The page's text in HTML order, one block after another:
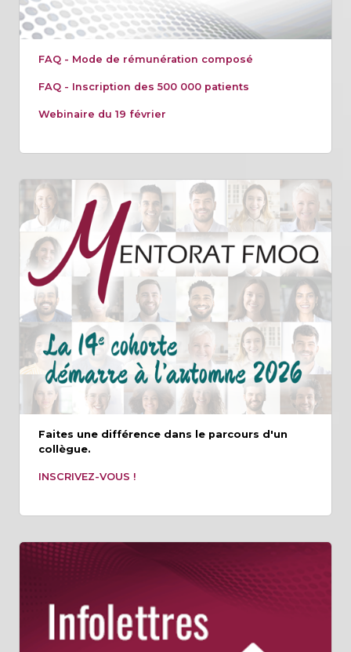
FAQ - Mode de rémunération composé
FAQ - Inscription des 500 000 patients
Webinaire du 19 février
Faites une différence dans le parcours d'un
collègue.
INSCRIVEZ-VOUS !